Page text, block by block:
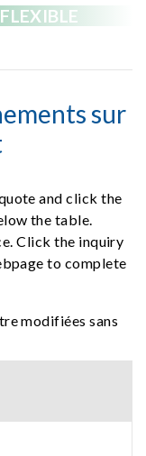
sur
and click the
the table.
Click the inquiry
to complete
modifiées sans